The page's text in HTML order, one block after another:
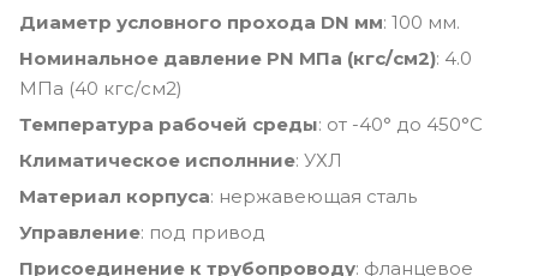
Диаметр условного прохода DN мм: 100 мм.
Номинальное давление PN МПа (кгс/см2): 4.0
МПа (40 кгс/см2)
Температура рабочей среды: от -40° до 450°С
Климатическое исполнние: УХЛ
Материал корпуса: нержавеющая сталь
Управление: под привод
Присоединение к трубопроводу: фланцевое